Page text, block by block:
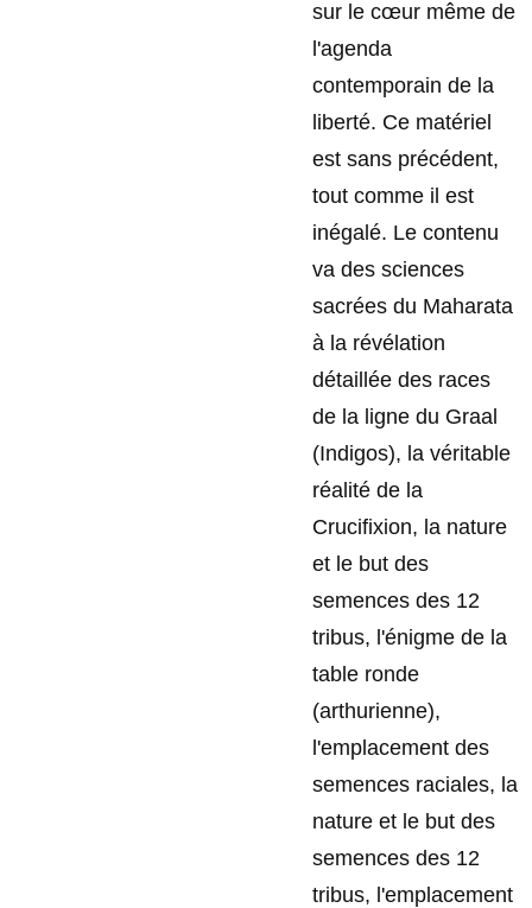
sur le cœur même de
l'agenda
contemporain de la
liberté. Ce matériel
est sans précédent,
tout comme il est
inégalé. Le contenu
va des sciences
sacrées du Maharata
à la révélation
détaillée des races
de la ligne du Graal
(Indigos), la véritable
réalité de la
Crucifixion, la nature
et le but des
semences des 12
tribus, l'énigme de la
table ronde
(arthurienne),
l'emplacement des
semences raciales, la
nature et le but des
semences des 12
tribus, l'emplacement